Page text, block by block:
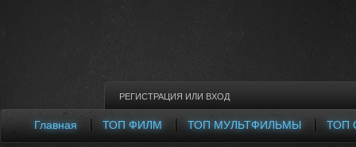
РЕГИСТРАЦИЯ ИЛИ ВХОД
ТОП
ТОП МУЛЬТФИЛЬМЫ
ТОП ФИЛМ
Главная